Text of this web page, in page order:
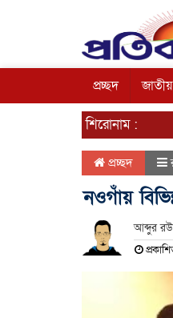
প্রচ্ছদ জাতীয়
শিরোনাম :
প্রচ্ছদ
নওগাঁয়
আব্দুর